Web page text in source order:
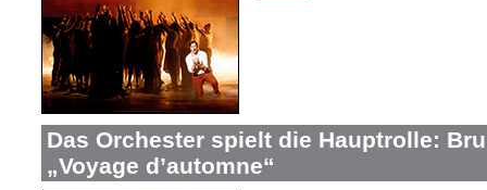
Das Orchester spielt die Hauptrolle:
„Voyage d’automne“